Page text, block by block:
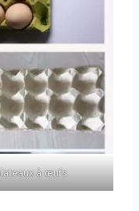
à œufs